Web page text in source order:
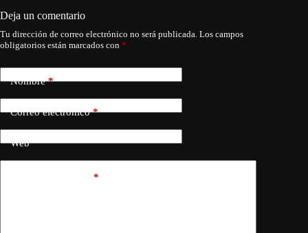
Deja un comentario
Tu dirección de correo electrónico no será publicada. Los campos
obligatorios están marcados con *
Nombre*
Correo electrónico*
Web
*